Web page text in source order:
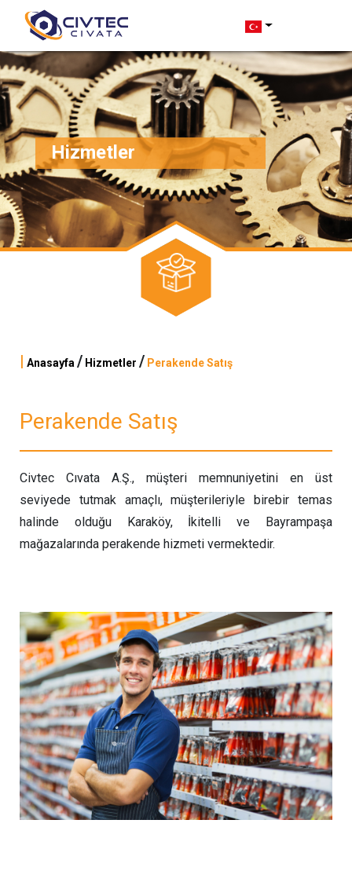
Hizmetler
| Anasayfa / Hizmetler / Perakende Satış
Perakende Satış
Civtec Cıvata A.Ş., müşteri memnuniyetini en üst
seviyede tutmak amaçlı, müşterileriyle birebir temas
halinde olduğu Karaköy, İkitelli ve Bayrampaşa
mağazalarında perakende hizmeti vermektedir.